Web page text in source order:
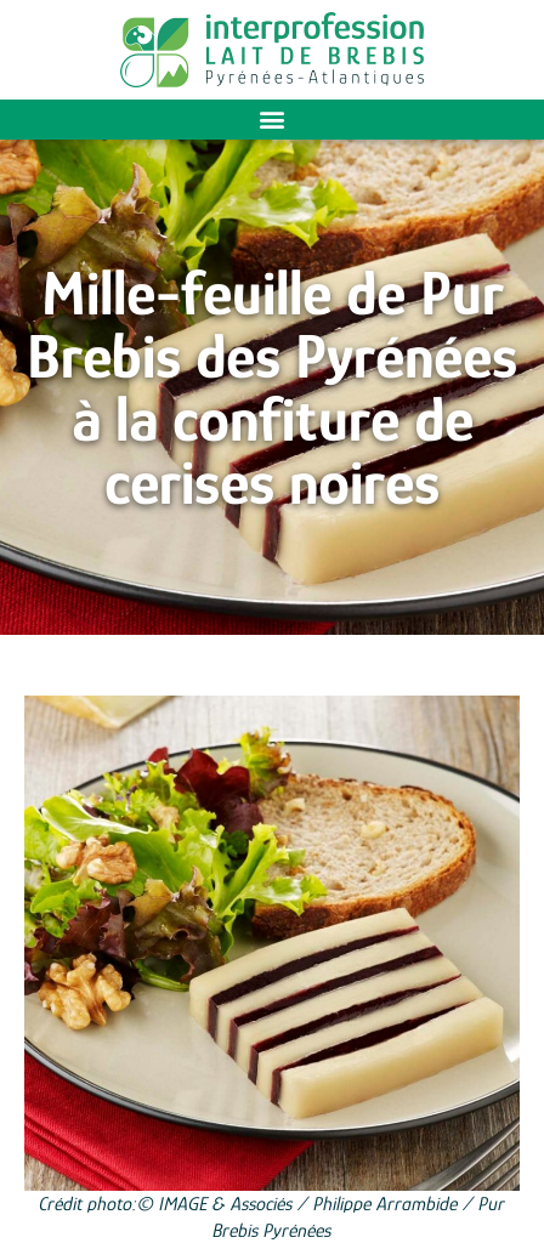
Mille-feuille de Pur
Brebis des Pyrénées
à la confiture de
cerises noires
Crédit photo:© IMAGE & Associés / Philippe Arrambide / Pur
Brebis Pyrénées